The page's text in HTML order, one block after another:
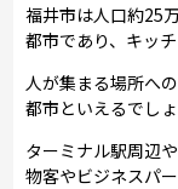
福井市は人口約25
都市であり、キッ
人が集まる場所へ
都市といえるでしょ
ターミナル駅周辺
物客やビジネスパ